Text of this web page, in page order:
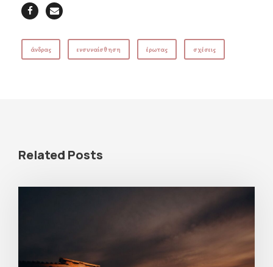
άνδρας ενσυναίσθηση έρωτας σχέσεις
Related Posts